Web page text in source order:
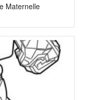
Maternelle